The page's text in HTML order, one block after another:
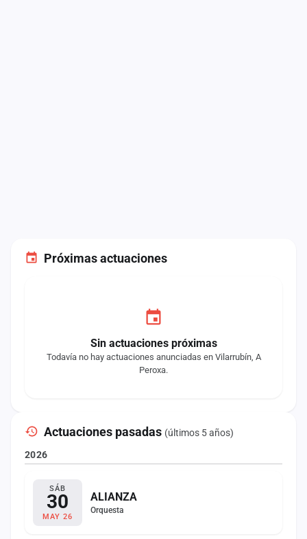
Próximas actuaciones
Sin actuaciones próximas
Todavía no hay actuaciones anunciadas en Vilarrubín, A
Peroxa.
Actuaciones pasadas (últimos 5 años)
2026
SÁB
30
MAY 26
ALIANZA
Orquesta